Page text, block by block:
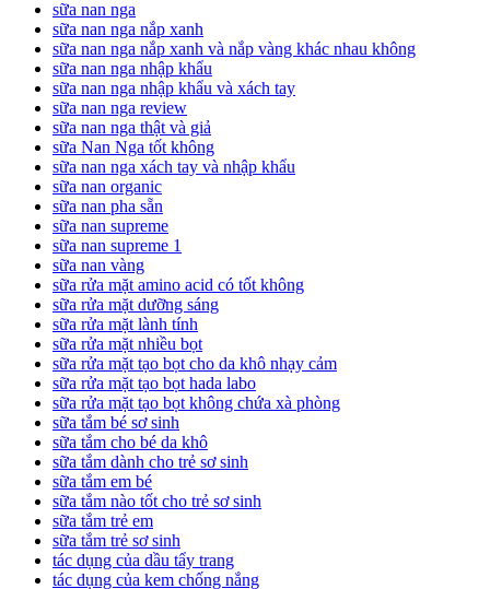
sữa nan nga
sữa nan nga nắp xanh
sữa nan nga nắp xanh và nắp vàng khác nhau không
sữa nan nga nhập khẩu
sữa nan nga nhập khẩu và xách tay
sữa nan nga review
sữa nan nga thật và giả
sữa Nan Nga tốt không
sữa nan nga xách tay và nhập khẩu
sữa nan organic
sữa nan pha sẵn
sữa nan supreme
sữa nan supreme 1
sữa nan vàng
sữa rửa mặt amino acid có tốt không
sữa rửa mặt dưỡng sáng
sữa rửa mặt lành tính
sữa rửa mặt nhiều bọt
sữa rửa mặt tạo bọt cho da khô nhạy cảm
sữa rửa mặt tạo bọt hada labo
sữa rửa mặt tạo bọt không chứa xà phòng
sữa tắm bé sơ sinh
sữa tắm cho bé da khô
sữa tắm dành cho trẻ sơ sinh
sữa tắm em bé
sữa tắm nào tốt cho trẻ sơ sinh
sữa tắm trẻ em
sữa tắm trẻ sơ sinh
tác dụng của dầu tẩy trang
tác dụng của kem chống nắng